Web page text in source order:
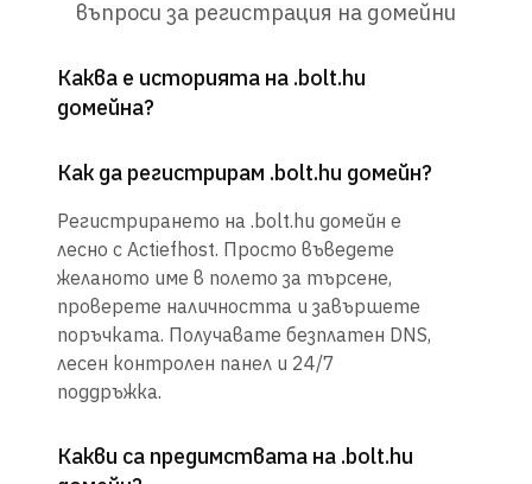
въпроси за регистрация на домейни
Каква е историята на .bolt.hu
домейна?
Как да регистрирам .bolt.hu домейн?
Регистрирането на .bolt.hu домейн е
лесно с Actiefhost. Просто въведете
желаното име в полето за търсене,
проверете наличността и завършете
поръчката. Получавате безплатен DNS,
лесен контролен панел и 24/7
поддръжка.
Какви са предимствата на .bolt.hu